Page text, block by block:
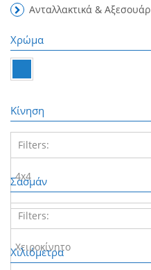
Ανταλλακτικά & Αξεσουάρ
Χρώμα
Κίνηση
Filters:
4x4
Σασμάν
Filters:
Χειροκίνητο
Χιλιόμετρα